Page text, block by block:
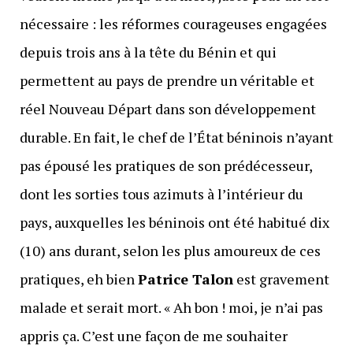
nécessaire : les réformes courageuses engagées
depuis trois ans à la tête du Bénin et qui
permettent au pays de prendre un véritable et
réel Nouveau Départ dans son développement
durable. En fait, le chef de l’État béninois n’ayant
pas épousé les pratiques de son prédécesseur,
dont les sorties tous azimuts à l’intérieur du
pays, auxquelles les béninois ont été habitué dix
(10) ans durant, selon les plus amoureux de ces
pratiques, eh bienPatrice Talonest gravement
malade et serait mort. « Ah bon ! moi, je n’ai pas
appris ça. C’est une façon de me souhaiter